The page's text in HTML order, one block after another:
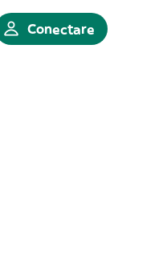
Conectare